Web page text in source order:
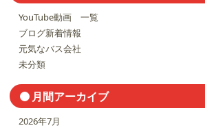
YouTube動画 一覧
ブログ新着情報
元気なバス会社
未分類
月間アーカイブ
2026年7月